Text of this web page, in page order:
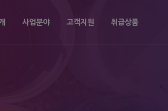
사업분야 고객지원 취급상품